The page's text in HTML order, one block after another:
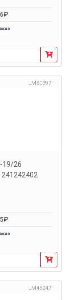
LM80397
19/26
LM46247